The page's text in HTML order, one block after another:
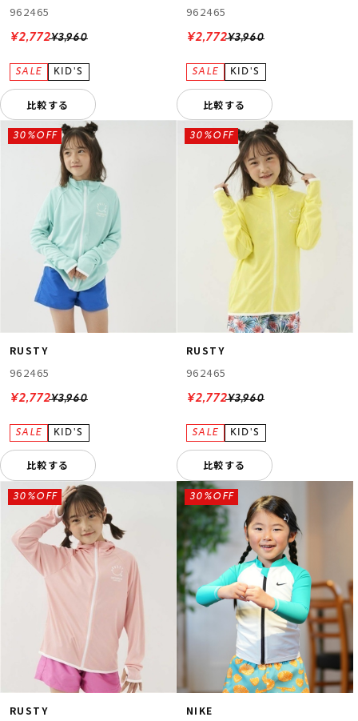
962465
¥3,960
¥2,772
比較する
962465
¥3,960
¥2,772
比較する
RUSTY
962465
¥3,960
30%OFF
¥2,772
比較する
RUSTY
962465
¥3,960
30%OFF
¥2,772
比較する
RUSTY
30%OFF
NIKE
30%OFF